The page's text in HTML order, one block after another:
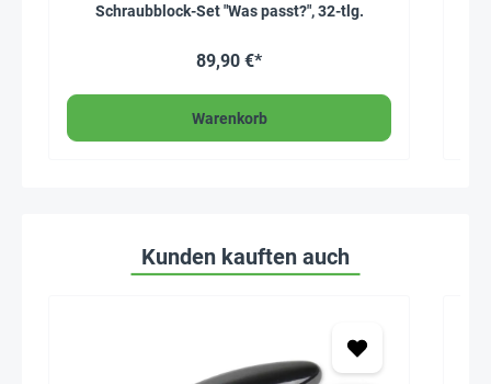
Schraubblock-Set "Was passt?", 32-tlg.
89,90 €*
Warenkorb
Kunden kauften auch